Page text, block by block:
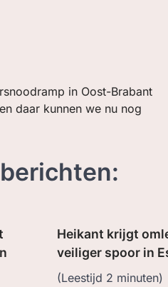
in Oost-Brabant
daar kunnen we nu nog
Heikant krijgt
veiliger spoor in
(Leestijd 2 minuten)